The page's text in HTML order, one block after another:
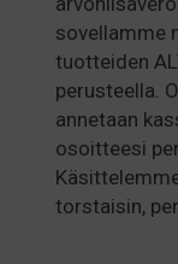
sovellamme
tuotteiden
perusteella.
annetaan
osoitteesi
torstaisin,